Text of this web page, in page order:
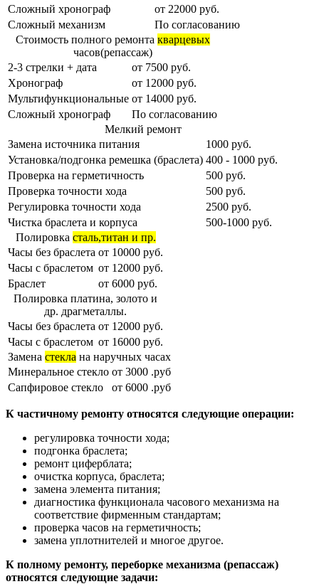
Сложный хронограф
от 22000 руб.
Сложный механизм
По согласованию
Cтоимость полного ремонта кварцевых
часов(репассаж)
2-3 стрелки + дата
от 7500 руб.
Хронограф
от 12000 руб.
Мультифункциональные от 14000 руб.
Сложный хронограф
По согласованию
Мелкий ремонт
Замена источника питания
1000 руб.
Установка/подгонка ремешка (браслета) 400 - 1000 руб.
Проверка на герметичность
500 руб.
Проверка точности хода
500 руб.
Регулировка точности хода
2500 руб.
Чистка браслета и корпуса
500-1000 руб.
Полировка сталь,титан и пр.
Часы без браслета от 10000 руб.
Часы с браслетом от 12000 руб.
Браслет
от 6000 руб.
Полировка платина, золото и
др. драгметаллы.
Часы без браслета от 12000 руб.
Часы с браслетом от 16000 руб.
Замена стекла на наручных часах
Минеральное стекло от 3000 .руб
Сапфировое стекло
от 6000 .руб
К частичному ремонту относятся следующие операции:
регулировка точности хода;
подгонка браслета;
ремонт циферблата;
очистка корпуса, браслета;
замена элемента питания;
диагностика функционала часового механизма на
соответствие фирменным стандартам;
проверка часов на герметичность;
замена уплотнителей и многое другое.
К полному ремонту, переборке механизма (репассаж)
относятся следующие задачи: